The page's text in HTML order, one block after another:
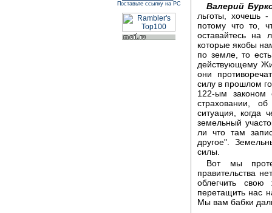
Поставьте ссылку на РС
Валерий
льготы, хочешь -
потому что то,
оставайтесь на
которые якобы
по земле, то
действующему
они
силу в прошлом
122-ым законом
страховании,
ситуация, когда
земельный
ли что там
другое".
силы.
Вот мы
правительства
облегчить
перетащить нас
Мы вам бабки